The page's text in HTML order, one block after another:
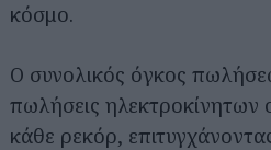
κόσμο.
Ο συνολικός όγκος
πωλήσεις
κάθε ρεκόρ,